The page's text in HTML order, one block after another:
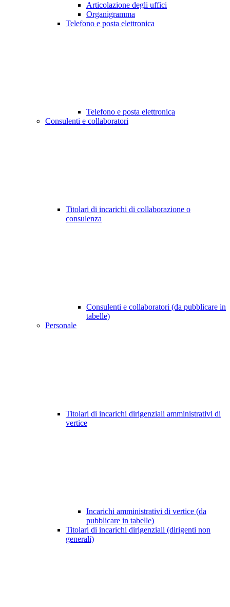
Articolazione degli uffici
Organigramma
Telefono e posta elettronica
Telefono e posta elettronica
Consulenti e collaboratori
Titolari di incarichi di collaborazione o
consulenza
Consulenti e collaboratori (da pubblicare in
tabelle)
Personale
Titolari di incarichi dirigenziali amministrativi di
vertice
Incarichi amministrativi di vertice (da
pubblicare in tabelle)
Titolari di incarichi dirigenziali (dirigenti non
generali)